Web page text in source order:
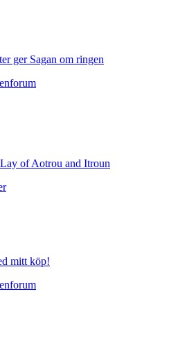
ger Sagan om ringen
of Aotrou and Itroun
mitt köp!